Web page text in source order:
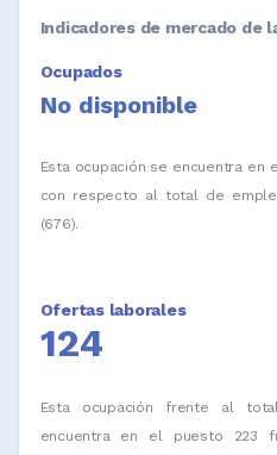
Indicadores de mercado de
Ocupados
No disponible
Esta ocupación se encuentra en
con respecto al total de
(676).
Ofertas laborales
124
Esta ocupación frente al
encuentra en el puesto 223